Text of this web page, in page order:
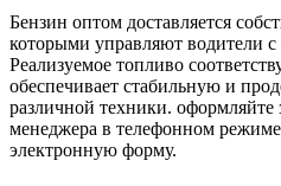
Бензин оптом доставляется
которыми управляют водители
Реализуемое топливо
обеспечивает стабильную и
различной техники. оформляйте
менеджера в телефонном
электронную форму.